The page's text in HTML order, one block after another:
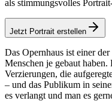
als stimmungsvolles
Jetzt Portrait erstellen
Das Opernhaus ist einer
Menschen je gebaut
Verzierungen, die
– und das Publikum in
es verlangt und man es